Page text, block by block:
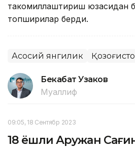
такомиллаштириш юзасидан
топшириқлар берди.
Асосий янгилик
Бекабат Узаков
Муаллиф
09:05, 18 Сентябр 2023
18 ёшли Аружан